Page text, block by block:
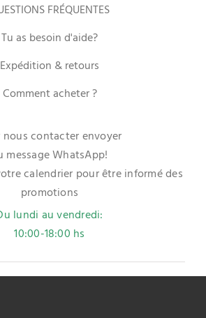
FRÉQUENTES
Tu as besoin d'aide?
Expédition & retours
Comment acheter ?
nous contacter envoyer
message WhatsApp!
calendrier pour être informé des
promotions
lundi au vendredi:
10:00-18:00 hs